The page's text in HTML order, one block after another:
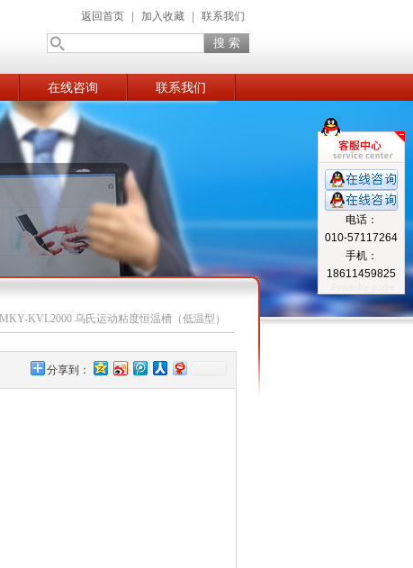
返回首页 加入收藏 联系我们
在线咨询 联系我们
MKY-KVL2000 乌氏运动粘度恒温槽（低温型）
分享到：
电话：
010-57117264
手机：
18611459825